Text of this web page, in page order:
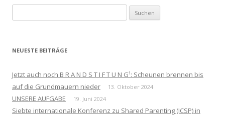
nach:
NEUESTE BEITRÄGE
Jetzt auch noch B R A N D S T I F T U N G¹: Scheunen brennen bis
auf die Grundmauern nieder
13. Oktober 2024
UNSERE AUFGABE 19. Juni 2024
Siebte internationale Konferenz zu Shared Parenting (ICSP) in